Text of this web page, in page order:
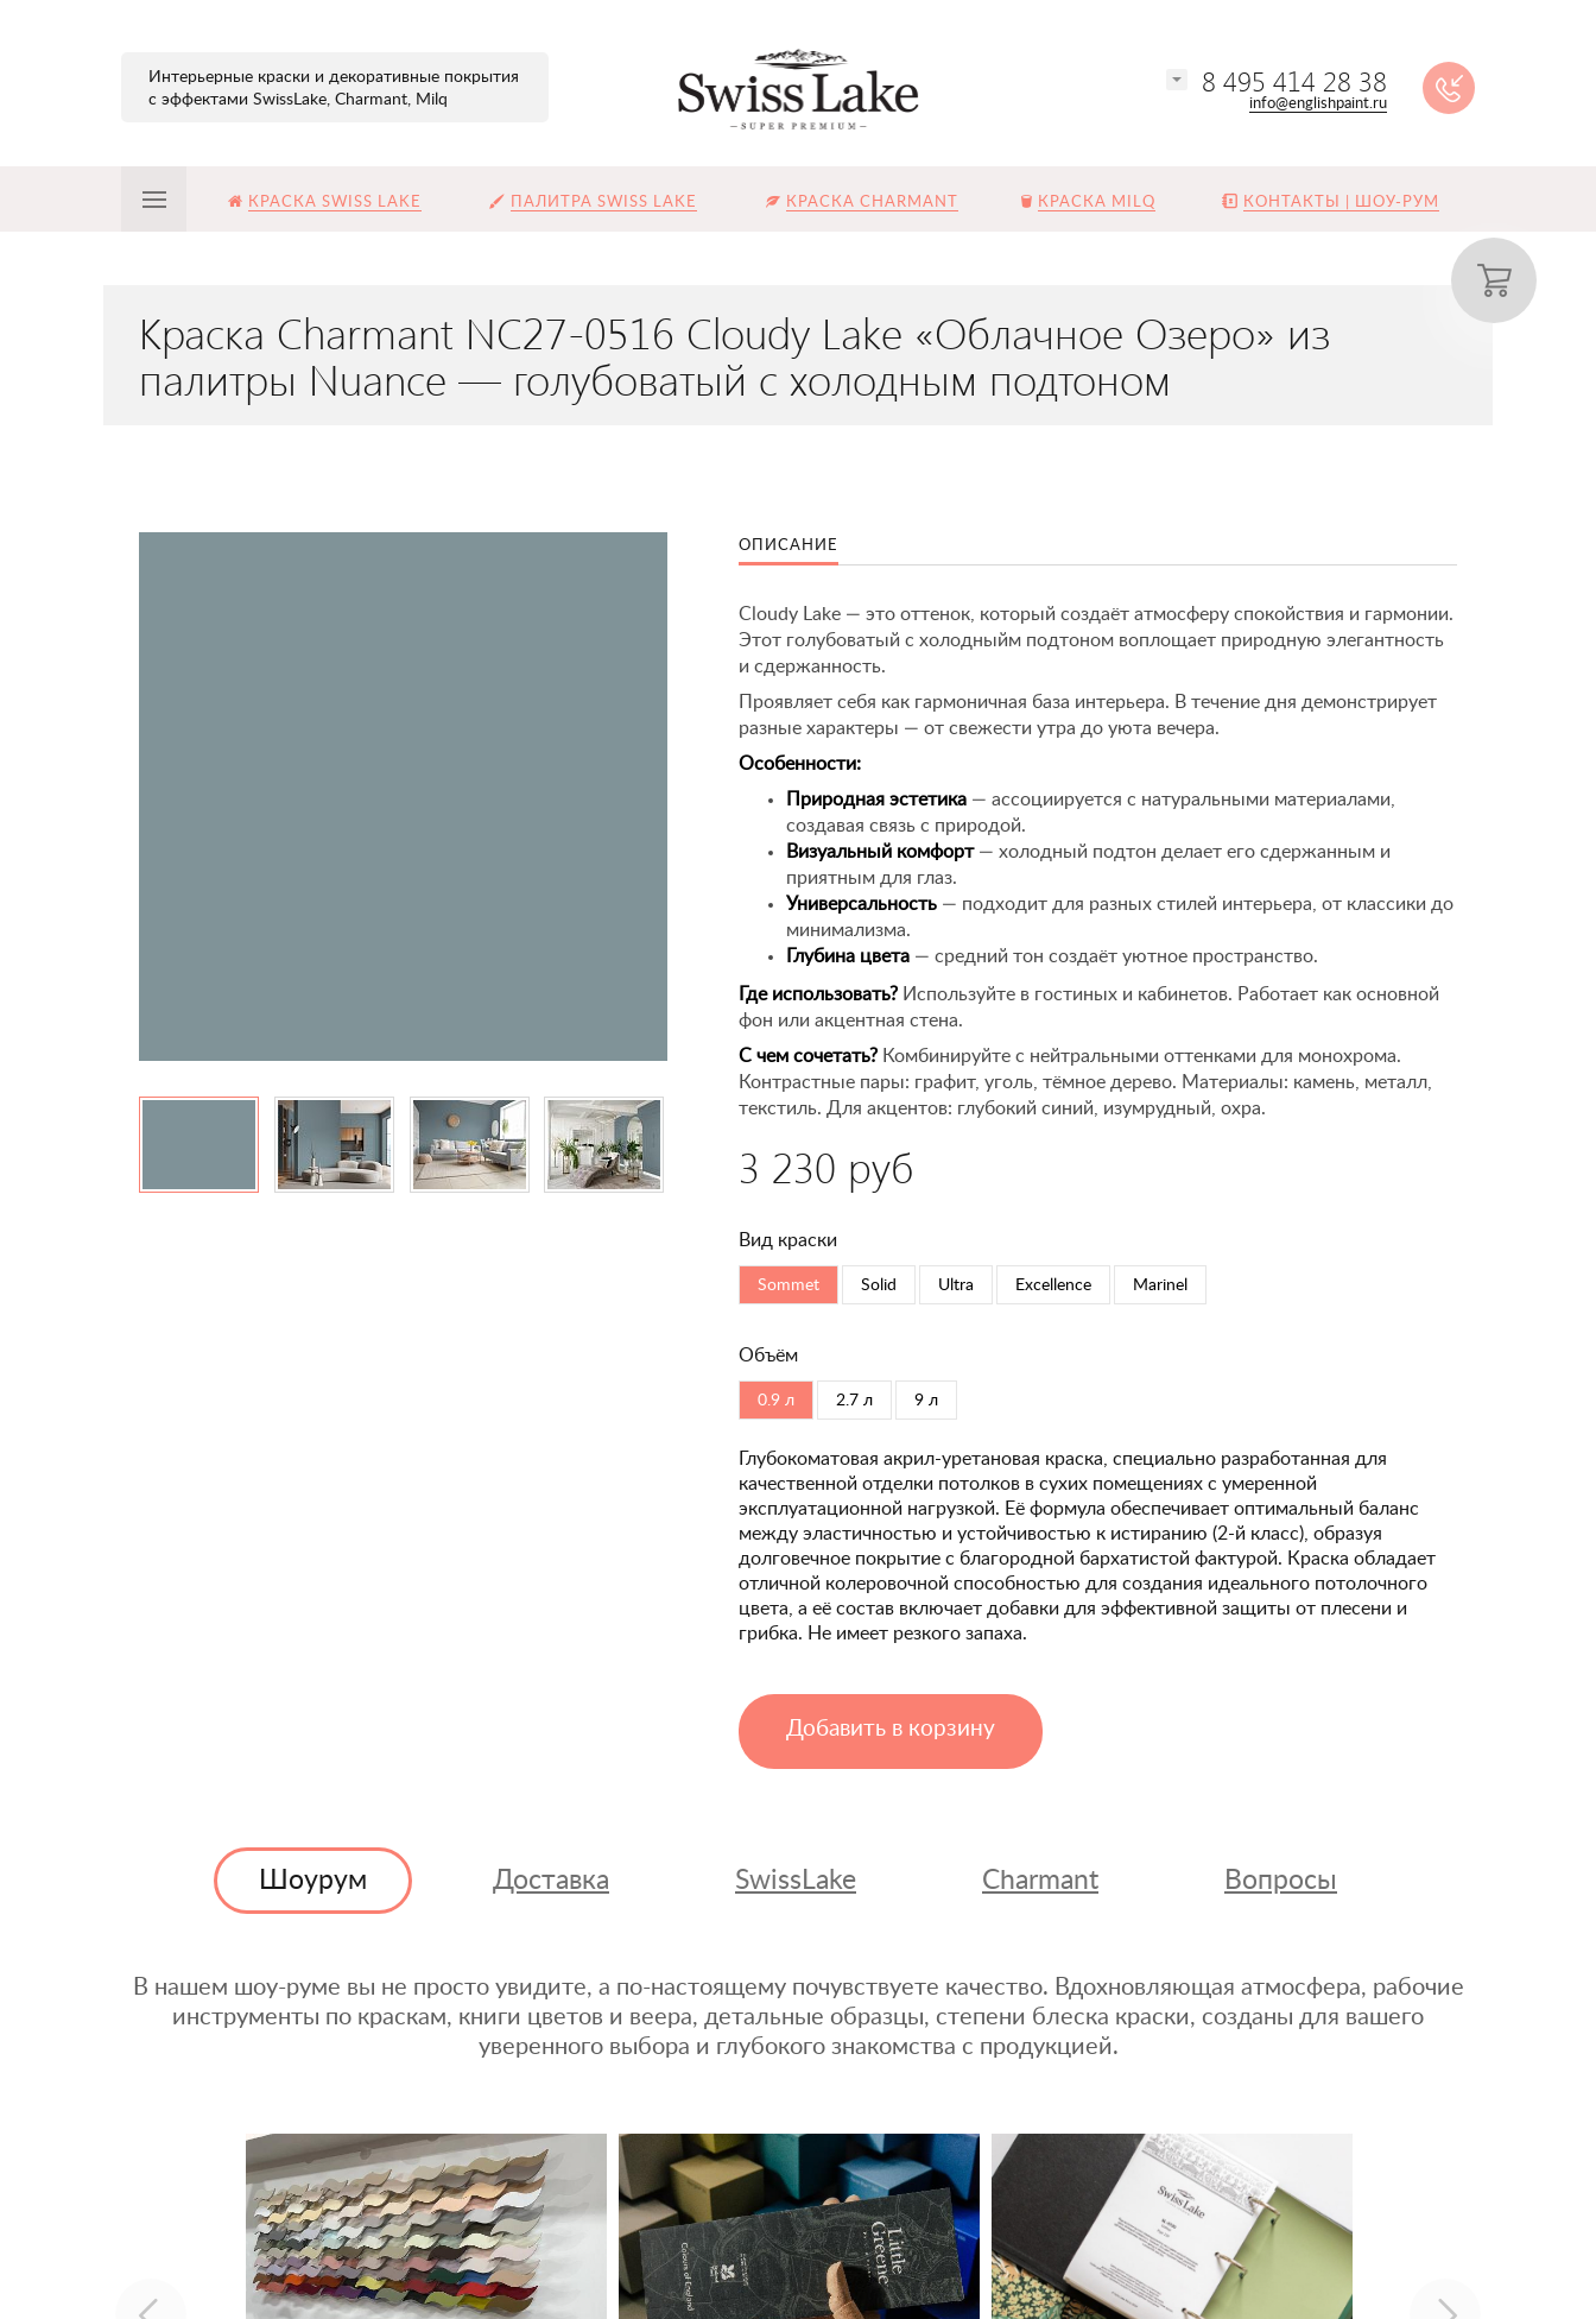
Интерьерные краски и декоративные покрытия
с эффектами SwissLake, Charmant, Milq
8 495 414 28 38
info@englishpaint.ru
КРАСКА SWISS LAKE ПАЛИТРА SWISS LAKE КРАСКА CHARMANT КРАСКА MILQ КОНТАКТЫ | ШОУ-РУМ
Краска Charmant NC27-0516 Cloudy Lake «Облачное Озеро» из
палитры Nuance — голубоватый с холодным подтоном
ОПИСАНИЕ
Cloudy Lake — это оттенок, который создаёт атмосферу спокойствия и гармонии.
Этот голубоватый с холодныйм подтоном воплощает природную элегантность
и сдержанность.
Проявляет себя как гармоничная база интерьера. В течение дня демонстрирует
разные характеры — от свежести утра до уюта вечера.
Особенности:
Природная эстетика — ассоциируется с натуральными материалами,
создавая связь с природой.
Визуальный комфорт— холодный подтон делает его сдержанным и
приятным для глаз.
Универсальность — подходит для разных стилей интерьера, от классики до
минимализма.
Глубина цвета — средний тон создаёт уютное пространство.
Где использовать? Используйте в гостиных и кабинетов. Работает как основной
фон или акцентная стена.
С чем сочетать? Комбинируйте с нейтральными оттенками для монохрома.
Контрастные пары: графит, уголь, тёмное дерево. Материалы: камень, металл,
текстиль. Для акцентов: глубокий синий, изумрудный, охра.
3 230 руб
Вид краски
Sommet Solid Ultra Excellence Marinel
Объём
0.9 л 2.7 л 9 л
Глубокоматовая акрил-уретановая краска, специально разработанная для
качественной отделки потолков в сухих помещениях с умеренной
эксплуатационной нагрузкой. Её формула обеспечивает оптимальный баланс
между эластичностью и устойчивостью к истиранию (2-й класс), образуя
долговечное покрытие с благородной бархатистой фактурой. Краска обладает
отличной колеровочной способностью для создания идеального потолочного
цвета, а её состав включает добавки для эффективной защиты от плесени и
грибка. Не имеет резкого запаха.
Добавить в корзину
Шоурум Доставка SwissLake Charmant Вопросы
В нашем шоу-руме вы не просто увидите, а по-настоящему почувствуете качество. Вдохновляющая атмосфера, рабочие
инструменты по краскам, книги цветов и веера, детальные образцы, степени блеска краски, созданы для вашего
уверенного выбора и глубокого знакомства с продукцией.